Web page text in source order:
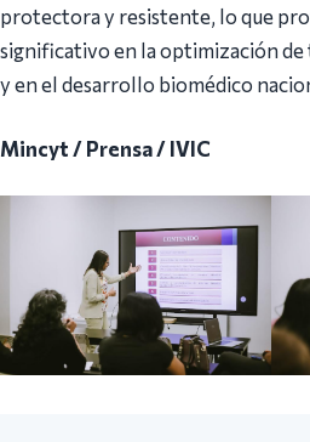
protectora y resistente, lo que
significativo en la optimización
y en el desarrollo biomédico
Mincyt / Prensa / IVIC